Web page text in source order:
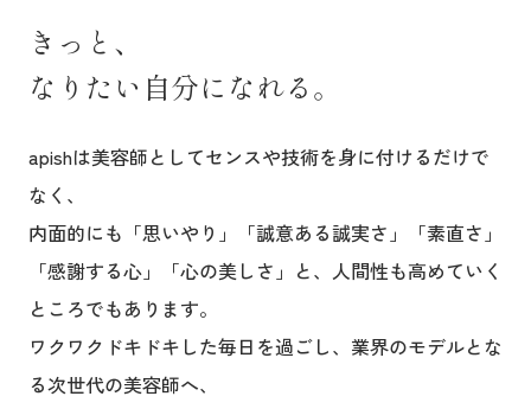
きっと、
なりたい自分になれる。
apishは美容師としてセンスや技術を身に付けるだけで
なく、
内面的にも「思いやり」「誠意ある誠実さ」「素直さ」
「感謝する心」「心の美しさ」と、人間性も高めていく
ところでもあります。
ワクワクドキドキした毎日を過ごし、業界のモデルとな
る次世代の美容師へ、